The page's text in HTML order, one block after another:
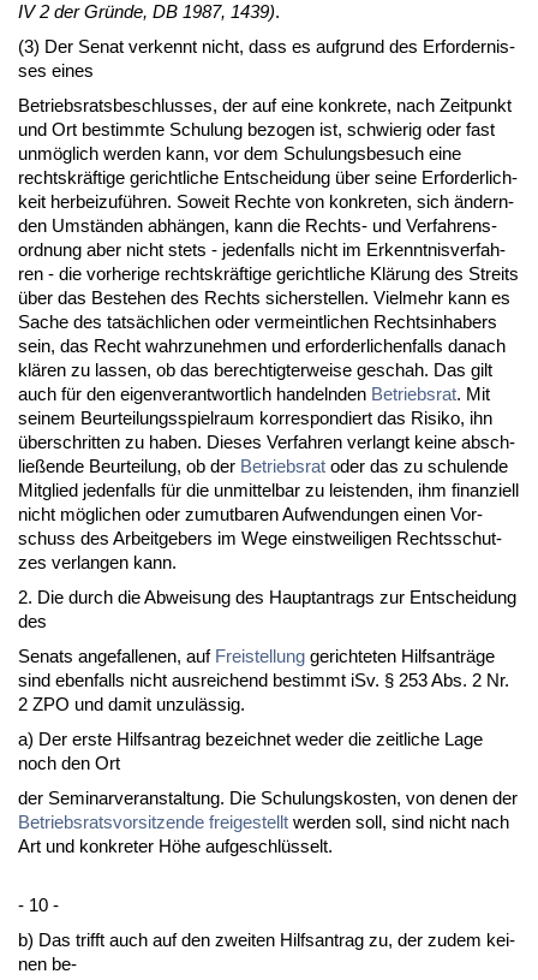
IV 2 der Gründe, DB 1987, 1439).
(3) Der Se­nat ver­kennt nicht, dass es auf­grund des Er­for­der­nis­
ses ei­nes
Be­triebs­rats­be­schlus­ses, der auf ei­ne kon­kre­te, nach Zeit­punkt
und Ort be­stimm­te Schu­lung be­zo­gen ist, schwie­rig oder fast
unmöglich wer­den kann, vor dem Schu­lungs­be­such ei­ne
rechts­kräfti­ge ge­richt­li­che Ent­schei­dung über sei­ne Er­for­der­lich­
keit her­bei­zuführen. So­weit Rech­te von kon­kre­ten, sich ändern­
den Umständen abhängen, kann die Rechts- und Ver­fah­rens­
ord­nung aber nicht stets - je­den­falls nicht im Er­kennt­nis­ver­fah­
ren - die vor­he­ri­ge rechts­kräfti­ge ge­richt­li­che Klärung des Streits
über das Be­ste­hen des Rechts si­cher­stel­len. Viel­mehr kann es
Sa­che des tatsächli­chen oder ver­meint­li­chen Rechts­in­ha­bers
sein, das Recht wahr­zu­neh­men und er­for­der­li­chen­falls da­nach
klären zu las­sen, ob das be­rech­tig­ter­wei­se ge­schah. Das gilt
auch für den ei­gen­ver­ant­wort­lich han­deln­den Be­triebs­rat. Mit
sei­nem Be­ur­tei­lungs­spiel­raum kor­re­spon­diert das Ri­si­ko, ihn
über­schrit­ten zu ha­ben. Die­ses Ver­fah­ren ver­langt kei­ne ab­sch­
ließen­de Be­ur­tei­lung, ob der Be­triebs­rat oder das zu schu­len­de
Mit­glied je­den­falls für die un­mit­tel­bar zu leis­ten­den, ihm fi­nan­zi­ell
nicht mögli­chen oder zu­mut­ba­ren Auf­wen­dun­gen ei­nen Vor­
schuss des Ar­beit­ge­bers im We­ge einst­wei­li­gen Rechts­schut­
zes ver­lan­gen kann.
2. Die durch die Ab­wei­sung des Haupt­an­trags zur Ent­schei­dung
des
Se­nats an­ge­fal­le­nen, auf Frei­stel­lung ge­rich­te­ten Hilfs­anträge
sind eben­falls nicht aus­rei­chend be­stimmt iSv. § 253 Abs. 2 Nr.
2 ZPO und da­mit un­zulässig.
a) Der ers­te Hilfs­an­trag be­zeich­net we­der die zeit­li­che La­ge
noch den Ort
der Se­mi­nar­ver­an­stal­tung. Die Schu­lungs­kos­ten, von de­nen der
Be­triebs­rats­vor­sit­zen­de frei­ge­stellt wer­den soll, sind nicht nach
Art und kon­kre­ter Höhe auf­ge­schlüsselt.
- 10 -
b) Das trifft auch auf den zwei­ten Hilfs­an­trag zu, der zu­dem kei­
nen be-